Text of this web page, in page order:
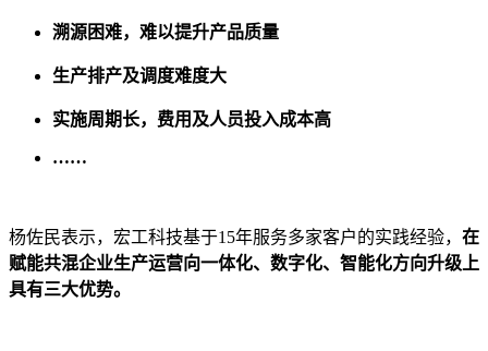
溯源困难，难以提升产品质量
生产排产及调度难度大
实施周期长，费用及人员投入成本高
……
杨佐民表示，宏工科技基于15年服务多家客户的实践经验， 在
赋能共混企业生产运营向一体化、数字化、智能化方向升级上
具有三大优势。